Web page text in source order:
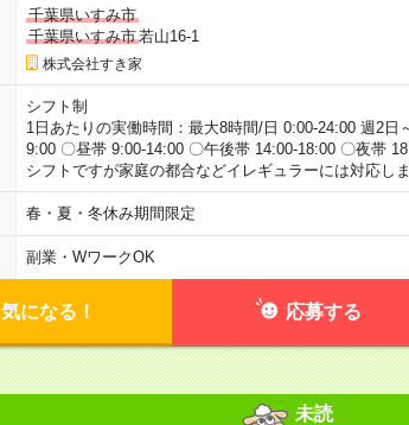
千葉県いすみ市
千葉県いすみ市若山16-1
株式会社すき家
シフト制
1日あたりの実働時間：最大8時間/日 0:00-24:00 週2
9:00 〇昼帯 9:00-14:00 〇午後帯 14:00-18:00 〇夜帯
シフトですが家庭の都合などイレギュラーには対応し
春・夏・冬休み期間限定
副業・WワークOK
気になる！ 応募する
未読